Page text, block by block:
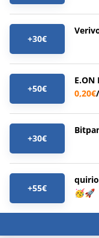
+30€
+50€
0,20€
+30€
+55€
🥳🚀